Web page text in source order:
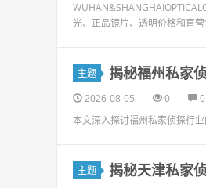
光、正品镜片、透明价格和直
主题 揭秘福州私家
2026-08-05 0
0
本文深入探讨福州私家侦探行
主题 揭秘天津私家